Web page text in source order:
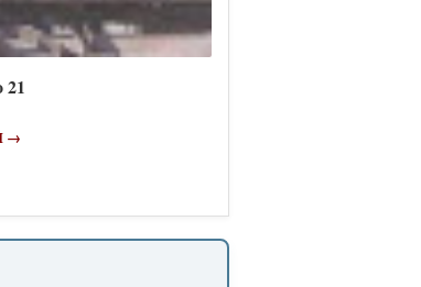
21
→